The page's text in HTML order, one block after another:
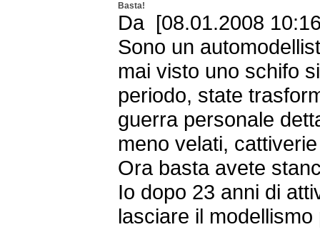
Basta!
Da [08.01.2008
Sono un
mai visto uno schifo
periodo, state
guerra personale
meno velati,
Ora basta avete
Io dopo 23 anni di
lasciare il